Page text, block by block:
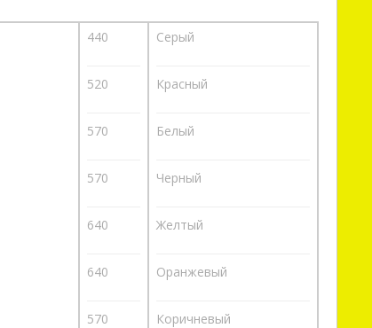
440
520
570
570
640
640
570
Серый
Красный
Белый
Черный
Желтый
Оранжевый
Коричневый